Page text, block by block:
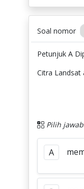
Soal nomor
Petunjuk A
Citra Landsat
Pilih
A